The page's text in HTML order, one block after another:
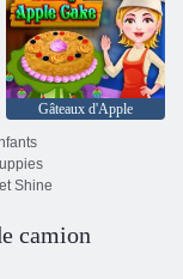
Gâteaux d'Apple
Shine
camion